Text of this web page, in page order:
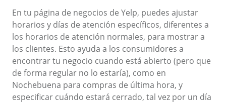
En tu página de negocios de Yelp, puedes ajustar
horarios y días de atención específicos, diferentes a
los horarios de atención normales, para mostrar a
los clientes. Esto ayuda a los consumidores a
encontrar tu negocio cuando está abierto (pero que
de forma regular no lo estaría), como en
Nochebuena para compras de última hora, y
especificar cuándo estará cerrado, tal vez por un día